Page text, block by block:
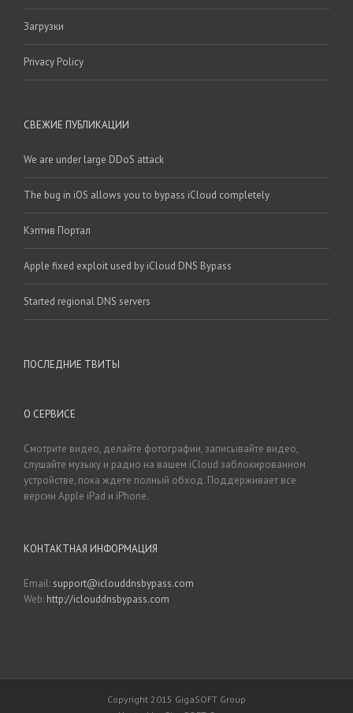
Загрузки
Privacy Policy
СВЕЖИЕ ПУБЛИКАЦИИ
We are under large DDoS attack
The bug in iOS allows you to bypass iCloud completely
Кэптив Портал
Apple fixed exploit used by iCloud DNS Bypass
Started regional DNS servers
ПОСЛЕДНИЕ ТВИТЫ
О СЕРВИСЕ
Смотрите видео, делайте фотографии, записывайте видео,
слушайте музыку и радио на вашем iCloud заблокированном
устройстве, пока ждете полный обход. Поддерживает все
версии Apple iPad и iPhone.
КОНТАКТНАЯ ИНФОРМАЦИЯ
Email: support@iclouddnsbypass.com
Web: http://iclouddnsbypass.com
Copyright 2015 GigaSOFT Group